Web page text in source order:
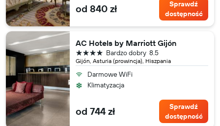
od 840 zł
Sprawdź
dostępność
AC Hotels by Marriott Gijón
Gijón, Asturia (prowincja), Hiszpania
8.5
Bardzo dobry
4 gwiazdki
Darmowe WiFi
Klimatyzacja
od 744 zł
Sprawdź
dostępność